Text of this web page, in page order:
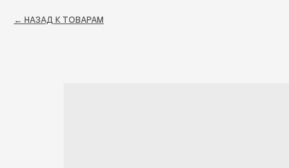
НАЗАД К ТОВАРАМ